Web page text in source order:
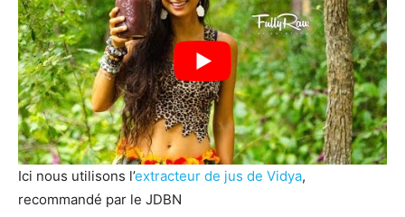
Ici nous utilisons l’extracteur de jus de Vidya,
recommandé par le JDBN